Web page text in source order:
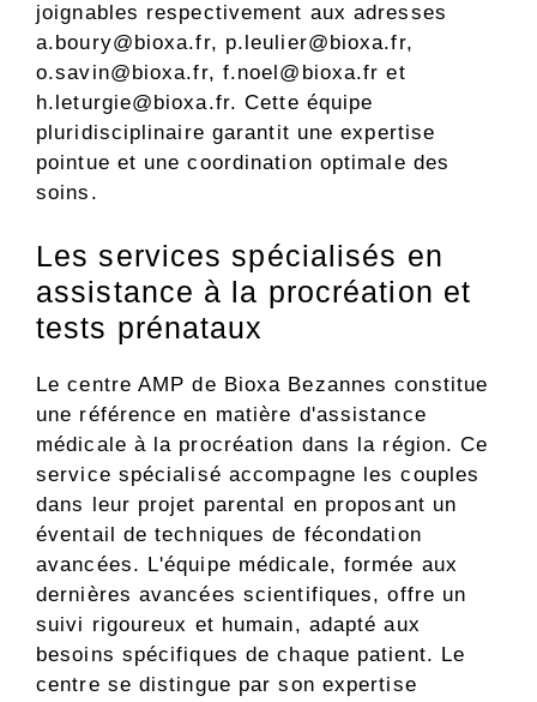
joignables respectivement aux adresses
a.boury@bioxa.fr, p.leulier@bioxa.fr,
o.savin@bioxa.fr, f.noel@bioxa.fr et
h.leturgie@bioxa.fr. Cette équipe
pluridisciplinaire garantit une expertise
pointue et une coordination optimale des
soins.
Les services spécialisés en
assistance à la procréation et
tests prénataux
Le centre AMP de Bioxa Bezannes constitue
une référence en matière d'assistance
médicale à la procréation dans la région. Ce
service spécialisé accompagne les couples
dans leur projet parental en proposant un
éventail de techniques de fécondation
avancées. L'équipe médicale, formée aux
dernières avancées scientifiques, offre un
suivi rigoureux et humain, adapté aux
besoins spécifiques de chaque patient. Le
centre se distingue par son expertise